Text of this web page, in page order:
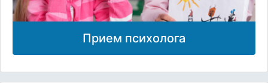
Прием психолога